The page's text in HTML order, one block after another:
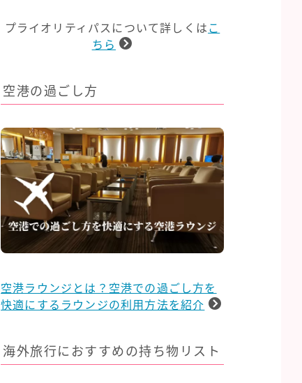
プライオリティパスについて詳しくは こ
ちら
空港の過ごし方
空港ラウンジとは？空港での過ごし方を
快適にするラウンジの利用方法を紹介
海外旅行におすすめの持ち物リスト